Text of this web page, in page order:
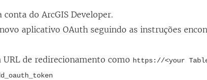
conta do ArcGIS Developer.
aplicativo OAuth seguindo as instruções
URL de redirecionamento como https://<your